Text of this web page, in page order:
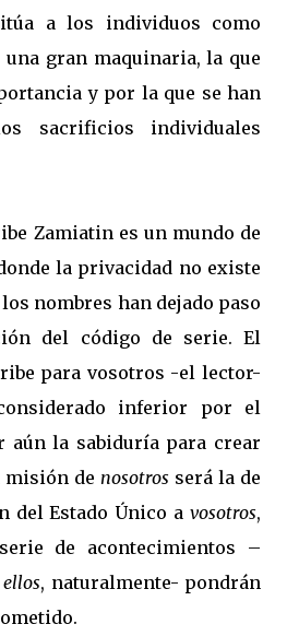
a los individuos como
una gran maquinaria, la que
y por la que se han
sacrificios individuales
Zamiatin es un mundo de
la privacidad no existe
nombres han dejado paso
del código de serie. El
para vosotros -el lector-
inferior por el
aún la sabiduría para crear
misión de nosotros será la de
del Estado Único a vosotros,
de acontecimientos –
ellos, naturalmente- pondrán